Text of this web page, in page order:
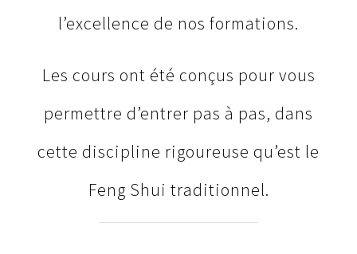
l’excellence de nos formations.
Les cours ont été conçus pour vous
permettre d’entrer pas à pas, dans
cette discipline rigoureuse qu’est le
Feng Shui traditionnel.